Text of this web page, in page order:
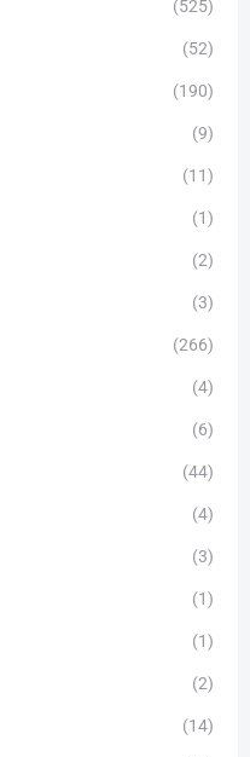
(525)
(52)
(190)
(9)
(11)
(1)
(2)
(3)
(266)
(4)
(6)
(44)
(4)
(3)
(1)
(1)
(2)
(14)